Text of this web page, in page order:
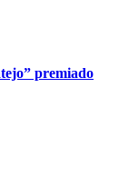
premiado